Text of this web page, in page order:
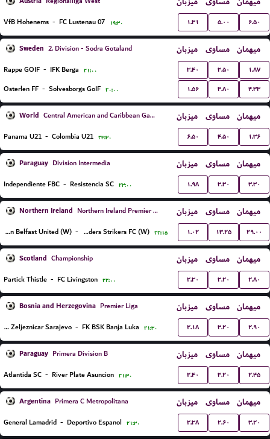
VfB Hohenems - FC Lustenau 07 ۱۹:۳۰ ۱.۳۱ ۵.۰۰ ۶.۵۰
Sweden 2. Division - Sodra Gotaland میزبان مساوی میهمان
Rappe GOIF - IFK Berga ۲۱:۰۰ ۳.۴۰ ۳.۵۰ ۱.۸۷
Osterlen FF - Solvesborgs GoIF ۲۰:۰۰ ۱.۵۶ ۳.۸۰ ۴.۳۳
World Central American and Caribbean Games میزبان مساوی میهمان
Panama U21 - Colombia U21 ۲۳:۳۰ ۶.۵۰ ۴.۵۰ ۱.۳۶
Paraguay Division Intermedia میزبان مساوی میهمان
Independiente FBC - Resistencia SC ۲۳:۰۰ ۱.۹۸ ۳.۳۰ ۳.۳۰
Northern Ireland Northern Ireland Premier League Women میزبان مساوی میهمان
Glentoran Belfast United (W) - Crusaders Strikers FC (W) ۲۲:۱۵ ۱.۰۲ ۱۳.۲۵ ۲۹.۰۰
Scotland Championship میزبان مساوی میهمان
Partick Thistle - FC Livingston ۲۲:۰۰ ۲.۳۰ ۳.۲۰ ۲.۸۰
Bosnia and Herzegovina Premier Liga میزبان مساوی میهمان
FK Zeljeznicar Sarajevo - FK BSK Banja Luka ۲۱:۳۰ ۲.۱۸ ۳.۲۰ ۲.۹۰
Paraguay Primera Division B میزبان مساوی میهمان
Atlantida SC - River Plate Asuncion ۲۱:۳۰ ۲.۴۰ ۳.۲۰ ۲.۴۵
Argentina Primera C Metropolitana میزبان مساوی میهمان
General Lamadrid - Deportivo Espanol ۲۱:۳۰ ۲.۳۸ ۲.۶۰ ۳.۲۰